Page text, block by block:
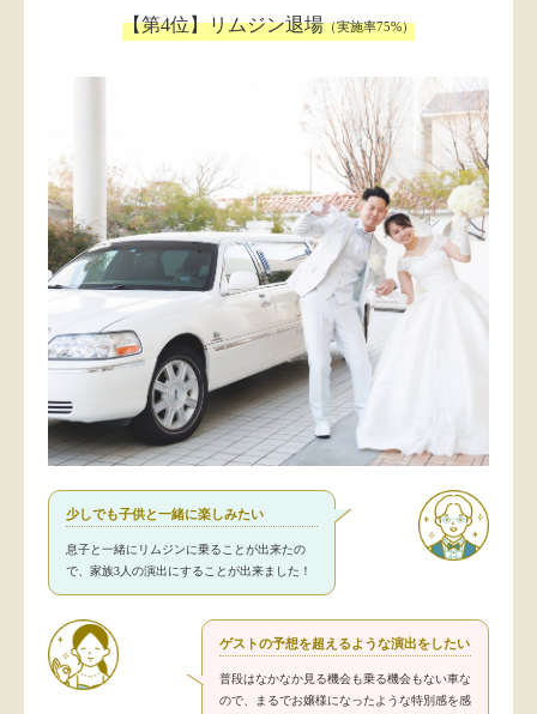
【第4位】リムジン退場（実施率75%）
少しでも子供と一緒に楽しみたい
息子と一緒にリムジンに乗ることが出来たの
で、家族3人の演出にすることが出来ました！
ゲストの予想を超えるような演出をしたい
普段はなかなか見る機会も乗る機会もない車な
ので、まるでお嬢様になったような特別感を感